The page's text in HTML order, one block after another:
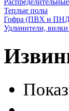
Теплые полы
Гофра (ПВХ и ПНД)
Удлинители,